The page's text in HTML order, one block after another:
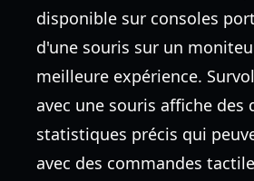
disponible sur consoles
d'une souris sur un
meilleure expérience.
avec une souris affiche des
statistiques précis qui
avec des commandes